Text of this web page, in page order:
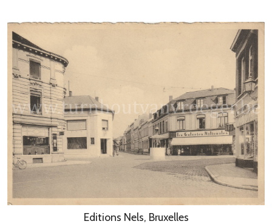
Editions Nels, Bruxelles